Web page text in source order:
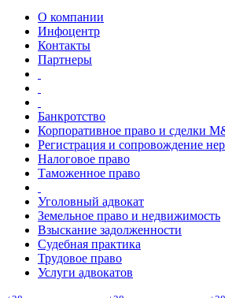
О компании
Инфоцентр
Контакты
Партнеры
Банкротство
Корпоративное право и сделки
Регистрация и сопровождение
Налоговое право
Таможенное право
Уголовный адвокат
Земельное право и недвижимость
Взыскание задолженности
Судебная практика
Трудовое право
Услуги адвокатов